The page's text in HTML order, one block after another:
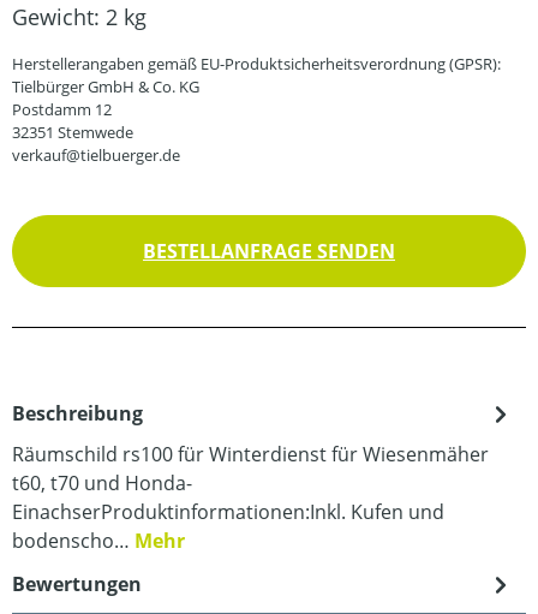
Gewicht: 2 kg
Herstellerangaben gemäß EU-Produktsicherheitsverordnung (GPSR):
Tielbürger GmbH & Co. KG
Postdamm 12
32351 Stemwede
verkauf@tielbuerger.de
BESTELLANFRAGE SENDEN
Beschreibung
Räumschild rs100 für Winterdienst für Wiesenmäher
t60, t70 und Honda-
EinachserProduktinformationen:Inkl. Kufen und
bodenscho… Mehr
Bewertungen